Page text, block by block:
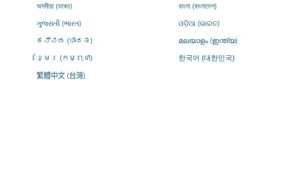
অসমীয়া (ভাৰত) বাংলা (বাংলাদেশ)
ગુજરાતી (ભારત)
ଓଡ଼ିଆ (ଭାରତ)
ಕನ್ನಡ (ಭಾರತ)
മലയാളം (ഇന്ത്യ)
ខ្មែរ (កម្ពុជា)
한국어 (대한민국)
繁體中文 (台灣)